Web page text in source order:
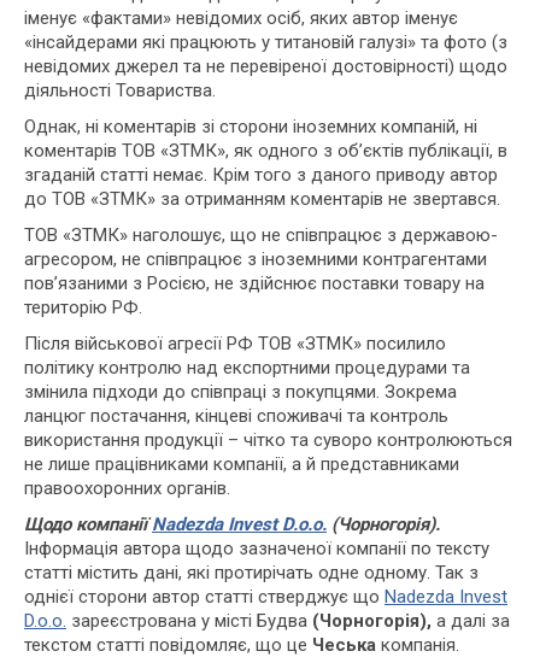
іменує «фактами» невідомих осіб, яких автор іменує
«інсайдерами які працюють у титановій галузі» та фото (з
невідомих джерел та не перевіреної достовірності) щодо
діяльності Товариства.
Однак, ні коментарів зі сторони іноземних компаній, ні
коментарів ТОВ «ЗТМК», як одного з об’єктів публікації, в
згаданій статті немає. Крім того з даного приводу автор
до ТОВ «ЗТМК» за отриманням коментарів не звертався.
ТОВ «ЗТМК» наголошує, що не співпрацює з державою-
агресором, не співпрацює з іноземними контрагентами
пов’язаними з Росією, не здійснює поставки товару на
територію РФ.
Після військової агресії РФ ТОВ «ЗТМК» посилило
політику контролю над експортними процедурами та
змінила підходи до співпраці з покупцями. Зокрема
ланцюг постачання, кінцеві споживачі та контроль
використання продукції – чітко та суворо контролюються
не лише працівниками компанії, а й представниками
правоохоронних органів.
Щодо компанії Nadezda Invest D.o.o. (Чорногорія).
Інформація автора щодо зазначеної компанії по тексту
статті містить дані, які протирічать одне одному. Так з
однієї сторони автор статті стверджує що Nadezda Invest
D.o.o. зареєстрована у місті Будва (Чорногорія), а далі за
текстом статті повідомляє, що це Чеська компанія.